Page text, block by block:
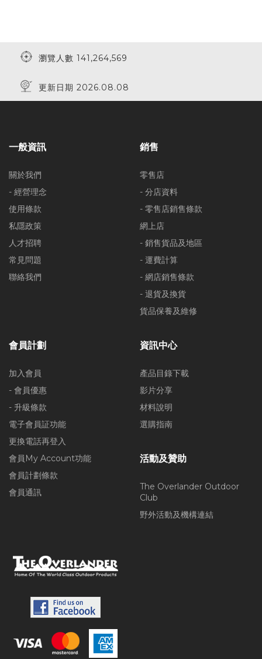
瀏覽人數 141,264,569
更新日期 2026.08.08
一般資訊
關於我們
- 經營理念
使用條款
私隱政策
人才招聘
常見問題
聯絡我們
銷售
零售店
- 分店資料
- 零售店銷售條款
網上店
- 銷售貨品及地區
- 運費計算
- 網店銷售條款
- 退貨及換貨
貨品保養及維修
會員計劃
加入會員
- 會員優惠
- 升級條款
電子會員証功能
更換電話再登入
會員My Account功能
會員計劃條款
會員通訊
資訊中心
產品目錄下載
影片分享
材料說明
選購指南
活動及贊助
The Overlander Outdoor
Club
野外活動及機構連結